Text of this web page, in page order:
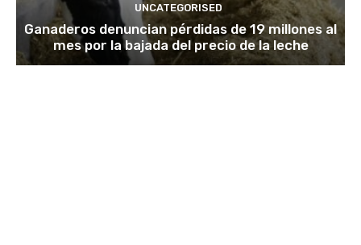
UNCATEGORISED
Ganaderos denuncian pérdidas de 19 millones al
mes por la bajada del precio de la leche